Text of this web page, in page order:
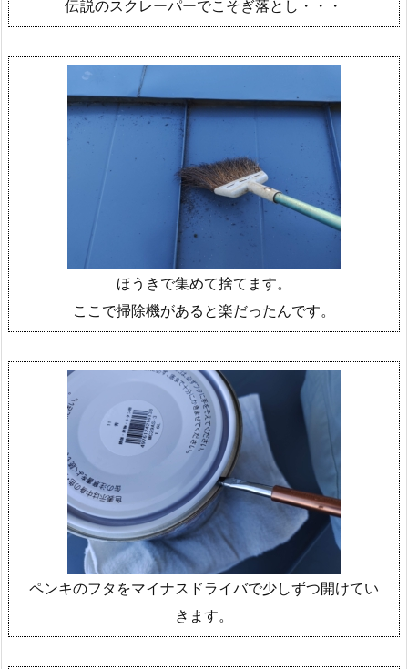
伝説のスクレーパーでこそぎ落とし・・・
ほうきで集めて捨てます。
ここで掃除機があると楽だったんです。
ペンキのフタをマイナスドライバで少しずつ開けてい
きます。